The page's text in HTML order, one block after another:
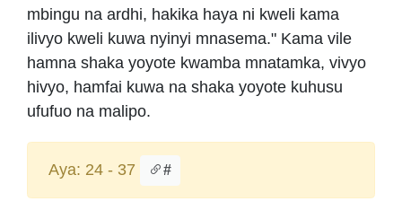
mbingu na ardhi, hakika haya ni kweli kama
ilivyo kweli kuwa nyinyi mnasema." Kama vile
hamna shaka yoyote kwamba mnatamka, vivyo
hivyo, hamfai kuwa na shaka yoyote kuhusu
ufufuo na malipo.
Aya: 24 - 37 #